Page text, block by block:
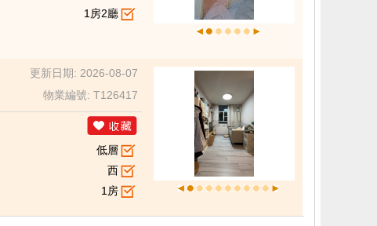
1房2廳
更新日期: 2026-08-07
物業編號: T126417
低層
西
1房